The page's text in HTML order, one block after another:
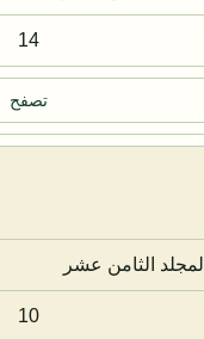
14
تصفح
المجلد الثامن عشر
10